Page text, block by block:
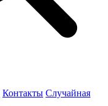
Контакты Случайная